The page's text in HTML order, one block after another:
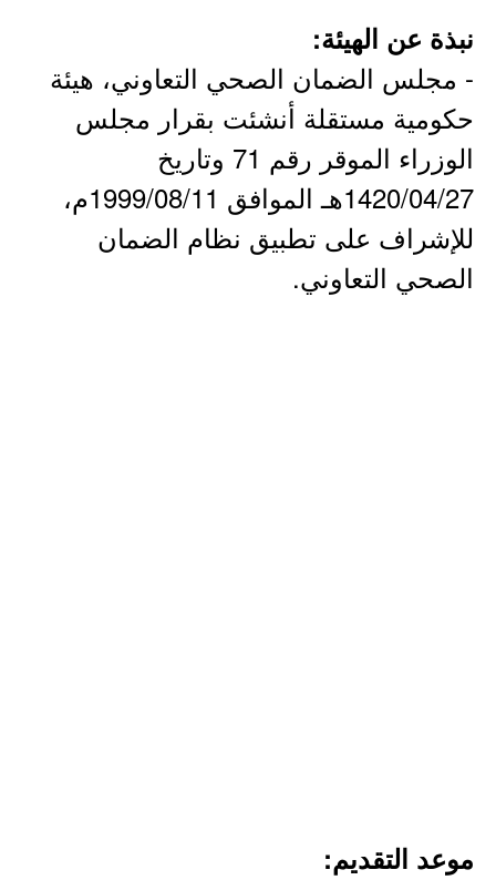
نبذة عن الهيئة:
- مجلس الضمان الصحي التعاوني، هيئة
حكومية مستقلة أنشئت بقرار مجلس
الوزراء الموقر رقم 71 وتاريخ
1420/04/27هـ الموافق 1999/08/11م،
للإشراف على تطبيق نظام الضمان
الصحي التعاوني.
موعد التقديم: